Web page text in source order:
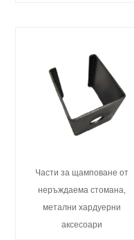
Части за щамповане от
неръждаема стомана,
метални хардуерни
аксесоари